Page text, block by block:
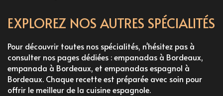
EXPLOREZ NOS AUTRES SPÉCIALITÉS
Pour découvrir toutes nos spécialités, n'hésitez pas à
consulter nos pages dédiées :empanadas à Bordeaux,
empanada à Bordeaux, et empanadas espagnol à
Bordeaux. Chaque recette est préparée avec soin pour
offrir le meilleur de la cuisine espagnole.